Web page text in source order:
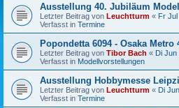
Ausstellung 40. Jubiläum
Letzter Beitrag von Leuchtturm « Fr
Verfasst in Termine
Popondetta 6094 - Osaka Metro
Letzter Beitrag von Tibor Bach « Di Jun
Verfasst in Modellvorstellungen
Ausstellung Hobbymesse
Letzter Beitrag von Leuchtturm « Di
Verfasst in Termine